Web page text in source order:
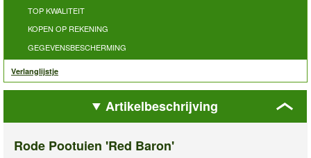
TOP KWALITEIT
KOPEN OP REKENING
GEGEVENSBESCHERMING
Verlanglijstje
Artikelbeschrijving
Rode Pootuien 'Red Baron'